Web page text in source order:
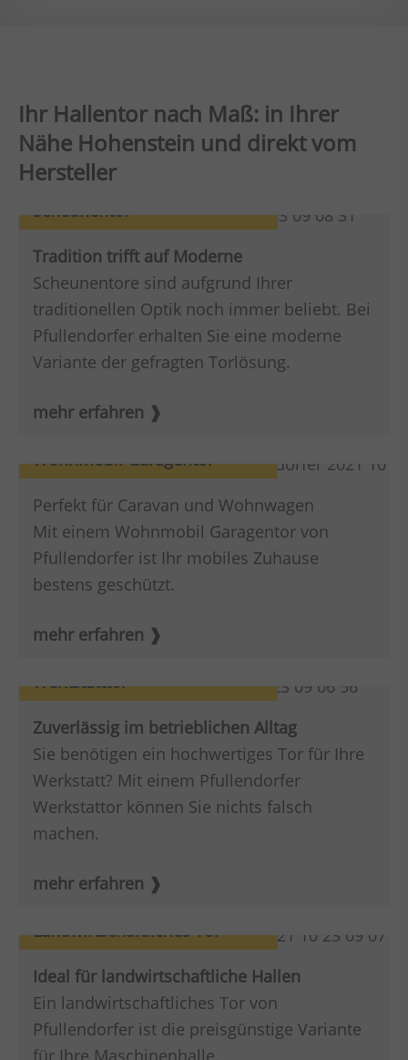
Ihr Hallentor nach Maß: in Ihrer
Nähe Hohenstein und direkt vom
Hersteller
Scheunentor
Tradition trifft auf Moderne
Scheunentore sind aufgrund Ihrer
traditionellen Optik noch immer beliebt. Bei
Pfullendorfer erhalten Sie eine moderne
Variante der gefragten Torlösung.
mehr erfahren
Wohnmobil Garagentor
Perfekt für Caravan und Wohnwagen
Mit einem Wohnmobil Garagentor von
Pfullendorfer ist Ihr mobiles Zuhause
bestens geschützt.
mehr erfahren
Werkstatttor
Zuverlässig im betrieblichen Alltag
Sie benötigen ein hochwertiges Tor für Ihre
Werkstatt? Mit einem Pfullendorfer
Werkstattor können Sie nichts falsch
machen.
mehr erfahren
Landwirtschaftliches Tor
Ideal für landwirtschaftliche Hallen
Ein landwirtschaftliches Tor von
Pfullendorfer ist die preisgünstige Variante
für Ihre Maschinenhalle.